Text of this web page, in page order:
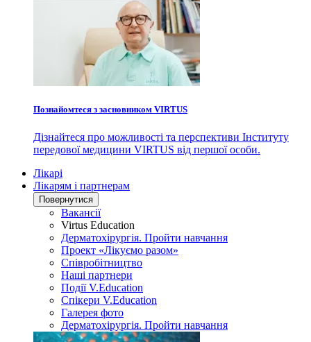
Познайомтеся з засновником VIRTUS
Дізнайтеся про можливості та перспективи Інституту
передової медицини VIRTUS від першої особи.
Лікарі
Лікарям і партнерам
Повернутися
Вакансії
Virtus Education
Дерматохірургія. Пройти навчання
Проект «Лікуємо разом»
Співробітництво
Наші партнери
Події V.Education
Спікери V.Education
Галерея фото
Дерматохірургія. Пройти навчання